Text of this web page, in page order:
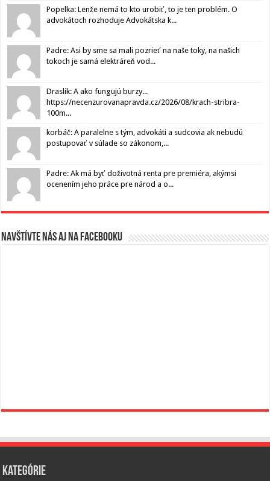
Popelka: Lenže nemá to kto urobiť, to je ten problém. O
advokátoch rozhoduje Advokátska k...
Padre: Asi by sme sa mali pozrieť na naše toky, na našich
tokoch je samá elektráreň vod...
Draslik: A ako fungujú burzy...
https://necenzurovanapravda.cz/2026/08/krach-stribra-
100m...
korbáč: A paralelne s tým, advokáti a sudcovia ak nebudú
postupovať v súlade so zákonom,...
Padre: Ak má byť doživotná renta pre premiéra, akýmsi
ocenením jeho práce pre národ a o...
Navštívte nás aj na Facebooku
Kategórie